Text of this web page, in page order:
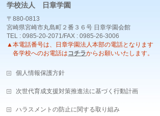
学校法人 日章学園
〒880-0813
宮崎県宮崎市丸島町２番３６号 日章学園会館
TEL : 0985-20-2071/FAX : 0985-26-3006
▲本電話番号は、日章学園法人本部の電話となります
各学校へのお電話は コチラからお願いいたします。
個人情報保護方針
次世代育成支援対策推進法に基づく行動計画
ハラスメントの防止に関する取り組み